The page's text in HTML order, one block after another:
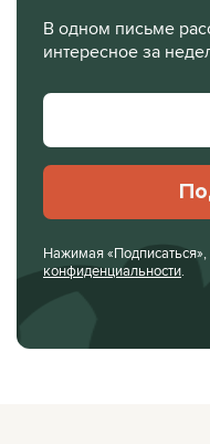
В одном письме
интересное за
Нажимая
конфиденциальности.